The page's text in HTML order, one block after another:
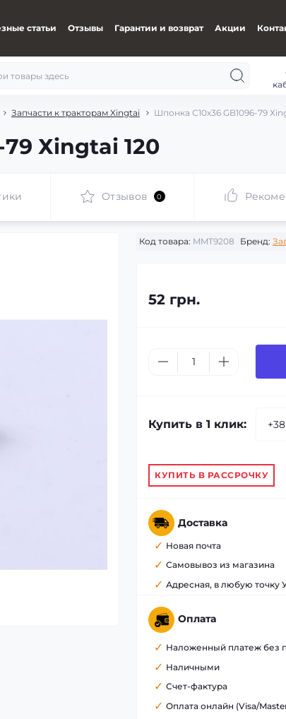
статьи Отзывы Гарантии и возврат Акции
Запчасти к тракторам Xingtai Шпонка С10х36 GB1096-79
Хingtai 120
Отзывов 0
Код товара: MMT9208 Бренд:
52 грн.
Купить в 1 клик:
КУПИТЬ В РАССРОЧКУ
Доставка
Новая почта
Самовывоз из магазина
Адресная, в любую точку
Оплата
Наложенный платеж без
Наличными
Счет-фактура
Оплата онлайн (Visa/